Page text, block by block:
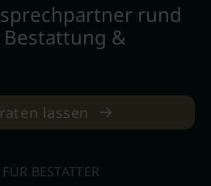
rund
Bestattung &
lassen
FÜR BESTATTER